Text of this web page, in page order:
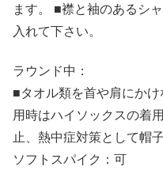
ます。 ■襟と袖のあるシ
入れて下さい。
ラウンド中：
■タオル類を首や肩にか
用時はハイソックスの着
止、熱中症対策として帽
ソフトスパイク：可